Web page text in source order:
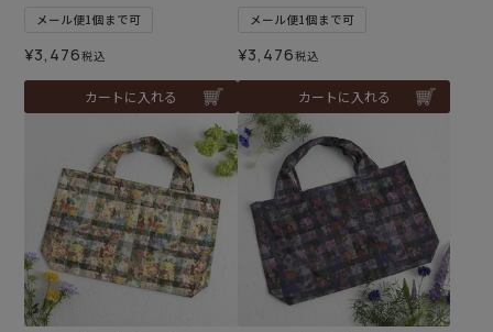
メール便1個まで可
¥3,476税込
カートに入れる
メール便1個まで可
¥3,476税込
カートに入れる